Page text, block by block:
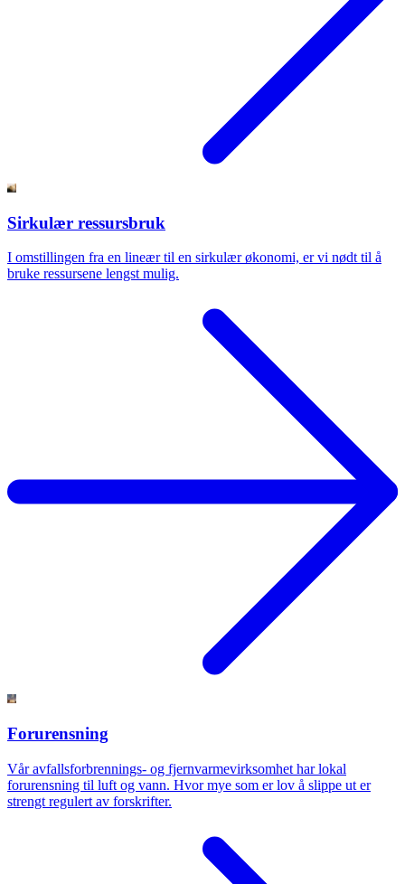
Sirkulær ressursbruk
I omstillingen fra en lineær til en sirkulær økonomi, er vi nødt til å
bruke ressursene lengst mulig.
Forurensning
Vår avfallsforbrennings- og fjernvarmevirksomhet har lokal
forurensning til luft og vann. Hvor mye som er lov å slippe ut er
strengt regulert av forskrifter.